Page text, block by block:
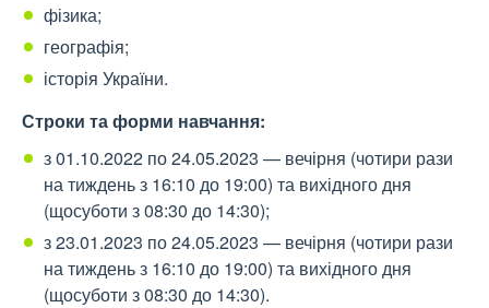
фізика;
географія;
історія України.
Строки та форми навчання:
з 01.10.2022 по 24.05.2023 — вечірня (чотири рази
на тиждень з 16:10 до 19:00) та вихідного дня
(щосуботи з 08:30 до 14:30);
з 23.01.2023 по 24.05.2023 — вечірня (чотири рази
на тиждень з 16:10 до 19:00) та вихідного дня
(щосуботи з 08:30 до 14:30).